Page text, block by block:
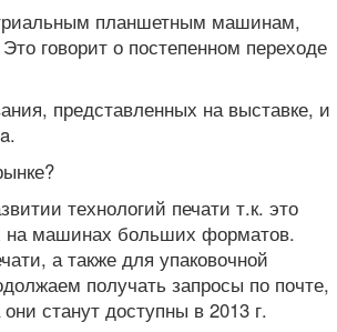
планшетным машинам,
говорит о постепенном переходе
представленных на выставке, и
технологий печати т.к. это
на машинах больших форматов.
а также для упаковочной
получать запросы по почте,
станут доступны в 2013 г.